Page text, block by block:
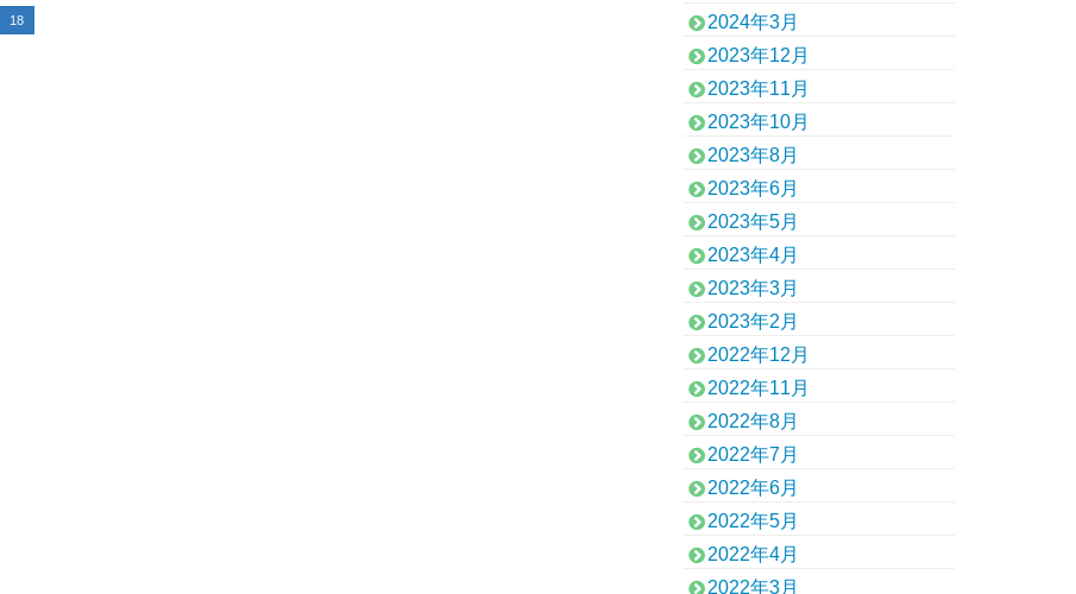
18
2024年3月
2023年12月
2023年11月
2023年10月
2023年8月
2023年6月
2023年5月
2023年4月
2023年3月
2023年2月
2022年12月
2022年11月
2022年8月
2022年7月
2022年6月
2022年5月
2022年4月
2022年3月